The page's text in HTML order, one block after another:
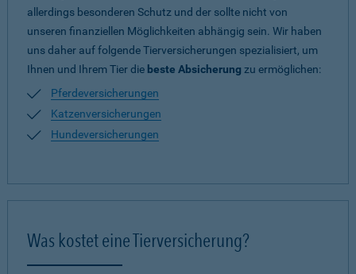
allerdings besonderen Schutz und der sollte nicht von
unseren finanziellen Möglichkeiten abhängig sein. Wir haben
uns daher auf folgende Tierversicherungen spezialisiert, um
Ihnen und Ihrem Tier die beste Absicherung zu ermöglichen:
Pferdeversicherungen
Katzenversicherungen
Hundeversicherungen
Was kostet eine Tierversicherung?